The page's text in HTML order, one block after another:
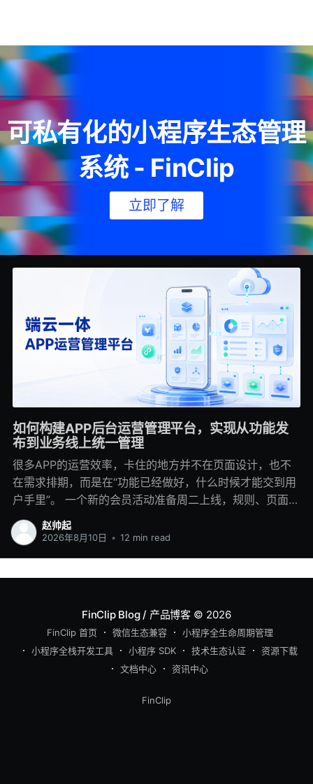
可私有化的小程序生态管理
系统 - FinClip
立即了解
如何构建APP后台运营管理平台，实现从功能发
布到业务线上统一管理
很多APP的运营效率，卡住的地方并不在页面设计，也不
在需求排期，而是在“功能已经做好，什么时候才能交到用
户手里”。 一个新的会员活动准备周二上线，规则、页面和
接口都已完成，但 APP 的下一个版本要到月底才能发布。
临近上线，活动入口还要改一次；上线当天，合作方又临
营销活动、内容专区、问卷、内部工具以及第三方服务，
情况会复杂很多：每项业务有不同负责人，上线时间不
同，版本节奏不同，能开放的人群也不同。客户端发版通
道很快就变成一条拥挤的单行道。 这时需要调整的不只是
态运营的功能从主工程中拆出来，以小程序承载，再通过
赵帅起
2026年8月10日 • 12 min read
FinClip Blog / 产品博客© 2026
FinClip 首页 微信生态兼容
小程序全生命周期管理
小程序全栈开发工具
小程序 SDK 技术生态认证
资源下载
文档中心
资讯中心
FinClip